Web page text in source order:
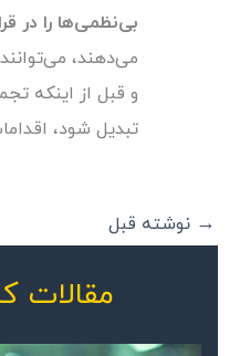
بی‌نظمی‌ها را در
می‌دهند،
و قبل از اینکه
تبدیل شود،
→ نوشته قبل
مقالات